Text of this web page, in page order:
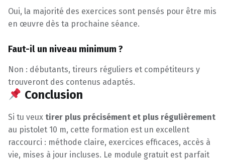
Oui, la majorité des exercices sont pensés pour être mis
en œuvre dès ta prochaine séance.
Faut-il un niveau minimum ?
Non : débutants, tireurs réguliers et compétiteurs y
trouveront des contenus adaptés.
Conclusion
Si tu veux tirer plus précisément et plus régulièrement
au pistolet 10 m, cette formation est un excellent
raccourci : méthode claire, exercices efficaces, accès à
vie, mises à jour incluses. Le module gratuit est parfait